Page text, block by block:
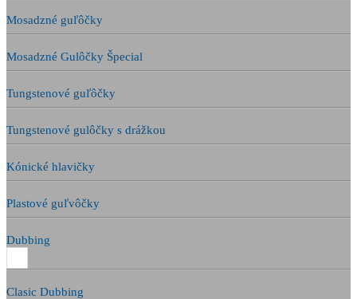
Mosadzné guľôčky
Mosadzné Gulôčky Špecial
Tungstenové guľôčky
Tungstenové gulôčky s drážkou
Kónické hlavičky
Plastové guľvôčky
Dubbing
Clasic Dubbing